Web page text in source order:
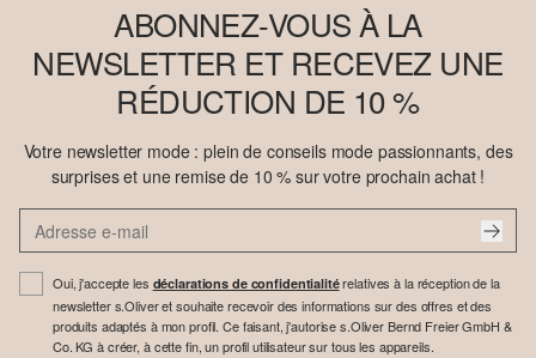
ABONNEZ-VOUS À LA
NEWSLETTER ET RECEVEZ UNE
RÉDUCTION DE 10 %
Votre newsletter mode : plein de conseils mode passionnants, des
surprises et une remise de 10 % sur votre prochain achat !
Oui, j'accepte les déclarations de confidentialitérelatives à la réception de la
newsletter s.Oliver et souhaite recevoir des informations sur des offres et des
produits adaptés à mon profil. Ce faisant, j'autorise s.Oliver Bernd Freier GmbH &
Co. KG à créer, à cette fin, un profil utilisateur sur tous les appareils.